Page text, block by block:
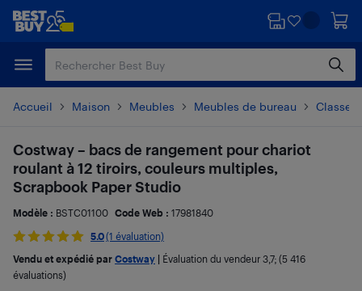
Passer
principal
Passer
Accueil Maison Meubles Meubles de bureau
Costway – bacs de rangement pour chariot
roulant à 12 tiroirs, couleurs multiples,
Scrapbook Paper Studio
Modèle : BSTC01100 Code Web : 17981840
5.0(1 évaluation)
Vendu et expédié par Costway Évaluation du vendeur 3,7; (5 416
évaluations)